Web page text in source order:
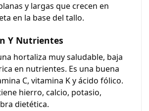
y largas que crecen en
en la base del tallo.
Y Nutrientes
hortaliza muy saludable, baja
en nutrientes. Es una buena
C, vitamina Kyácido fólico.
hierro, calcio, potasio,
dietética.